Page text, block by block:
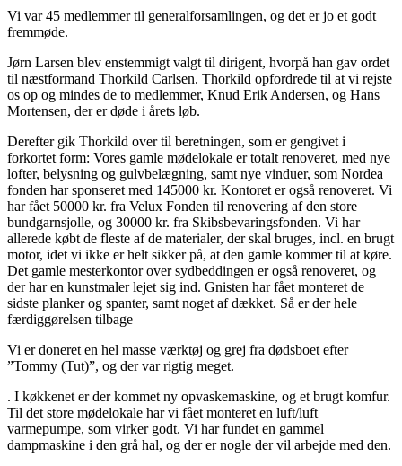
Vi var 45 medlemmer til generalforsamlingen, og det er jo et godt
fremmøde.
Jørn Larsen blev enstemmigt valgt til dirigent, hvorpå han gav ordet
til næstformand Thorkild Carlsen. Thorkild opfordrede til at vi rejste
os op og mindes de to medlemmer, Knud Erik Andersen, og Hans
Mortensen, der er døde i årets løb.
Derefter gik Thorkild over til beretningen, som er gengivet i
forkortet form: Vores gamle mødelokale er totalt renoveret, med nye
lofter, belysning og gulvbelægning, samt nye vinduer, som Nordea
fonden har sponseret med 145000 kr. Kontoret er også renoveret. Vi
har fået 50000 kr. fra Velux Fonden til renovering af den store
bundgarnsjolle, og 30000 kr. fra Skibsbevaringsfonden. Vi har
allerede købt de fleste af de materialer, der skal bruges, incl. en brugt
motor, idet vi ikke er helt sikker på, at den gamle kommer til at køre.
Det gamle mesterkontor over sydbeddingen er også renoveret, og
der har en kunstmaler lejet sig ind. Gnisten har fået monteret de
sidste planker og spanter, samt noget af dækket. Så er der hele
færdiggørelsen tilbage
Vi er doneret en hel masse værktøj og grej fra dødsboet efter
”Tommy (Tut)”, og der var rigtig meget.
. I køkkenet er der kommet ny opvaskemaskine, og et brugt komfur.
Til det store mødelokale har vi fået monteret en luft/luft
varmepumpe, som virker godt. Vi har fundet en gammel
dampmaskine i den grå hal, og der er nogle der vil arbejde med den.